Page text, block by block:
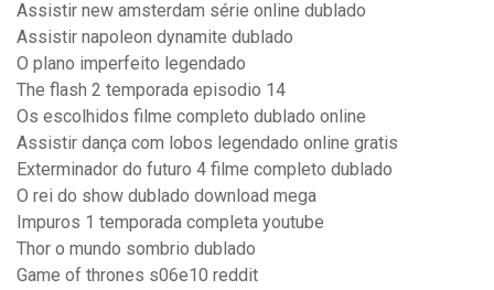
Assistir new amsterdam série online dublado
Assistir napoleon dynamite dublado
O plano imperfeito legendado
The flash 2 temporada episodio 14
Os escolhidos filme completo dublado online
Assistir dança com lobos legendado online gratis
Exterminador do futuro 4 filme completo dublado
O rei do show dublado download mega
Impuros 1 temporada completa youtube
Thor o mundo sombrio dublado
Game of thrones s06e10 reddit